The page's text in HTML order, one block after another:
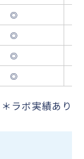
◎
◎
◎
◎
ラボ実績あり